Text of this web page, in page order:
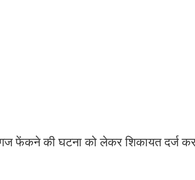
फेंकने की घटना को लेकर शिकायत दर्ज